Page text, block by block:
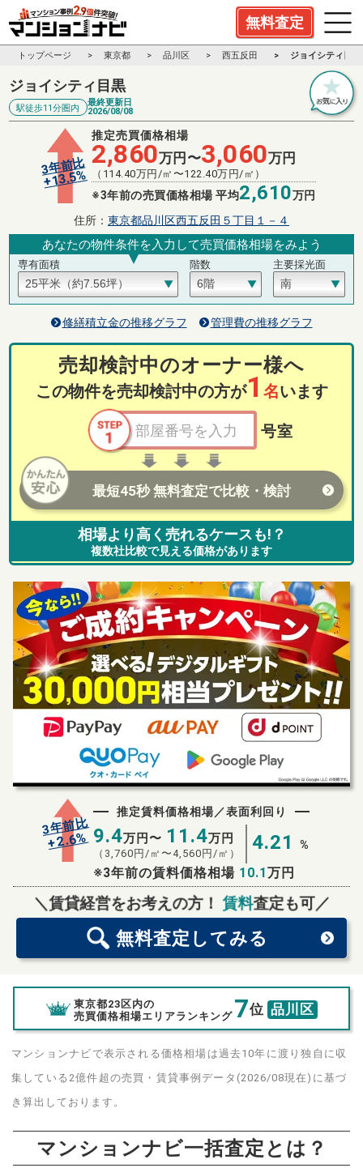
無料査定
トップページ 東京都 品川区 西五反田 ジョイシティ目黒
ジョイシティ目黒
駅徒歩11分圏内
最終更新日
2026/08/08
3年前比
+13.5%
推定売買価格相場
2,860万円〜3,060万円
（ 114.40万円/㎡〜122.40万円/㎡）
※3年前の売買価格相場 平均2,610万円
住所： 東京都品川区西五反田５丁目１－４
あなたの物件条件を入力して売買価格相場をみよう
専有面積 階数 主要採光面
修繕積立金の推移グラフ 管理費の推移グラフ
売却検討中のオーナー様へ
この物件を売却検討中の方が1 名います
号室
最短45秒 無料査定で比較・検討
相場より高く売れるケースも!？
複数社比較で見える価格があります
3年前比
+2.6%
推定賃料価格相場／表面利回り
9.4万円〜 11.4万円
（ 3,760 円/㎡〜4,560 円/㎡） 4.21 %
※3年前の賃料価格相場 10.1万円
＼賃貸経営をお考えの方！賃料査定も可／
無料査定 してみる
無料査定スタート！
東京都23区内の
売買価格相場エリアランキング 7位 品川区
マンションナビで表示される価格相場は過去10年に渡り独自に収
集している2億件超の売買・賃貸事例データ(2026/08現在)に基づ
き算出しております。
マンションナビ一括査定とは？